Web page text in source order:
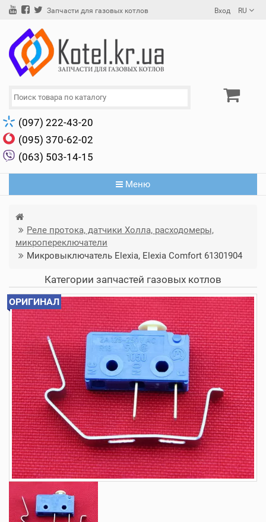
Запчасти для газовых котлов Вход RU
(097) 222-43-20
(095) 370-62-02
(063) 503-14-15
Меню
Реле протока, датчики Холла, расходомеры,
микропереключатели
Микровыключатель Elexia, Elexia Comfort 61301904
Категории запчастей газовых котлов
ОРИГИНАЛ